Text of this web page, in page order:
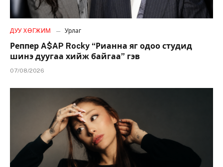
ДУУ ХӨГЖИМ Урлаг
Реппер A$AP Rocky “Рианна яг одоо студид
шинэ дуугаа хийж байгаа” гэв
07/08/2026